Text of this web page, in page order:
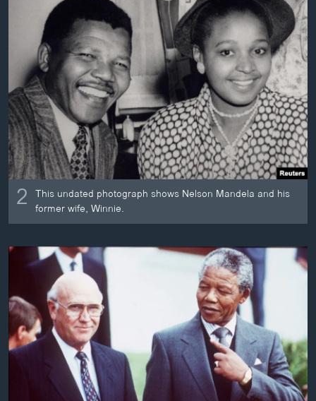
2 This undated photograph shows Nelson Mandela and his
former wife, Winnie.